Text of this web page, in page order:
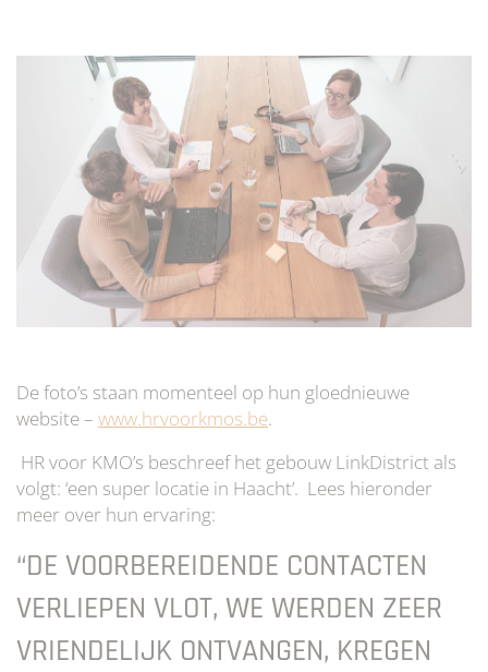
De foto’s staan momenteel op hun gloednieuwe
website – www.hrvoorkmos.be.
HR voor KMO’s beschreef het gebouw LinkDistrict als
volgt: ‘een super locatie in Haacht’. Lees hieronder
meer over hun ervaring:
“DE VOORBEREIDENDE CONTACTEN
VERLIEPEN VLOT, WE WERDEN ZEER
VRIENDELIJK ONTVANGEN, KREGEN